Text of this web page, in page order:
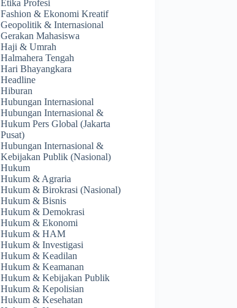
Etika Profesi
Fashion & Ekonomi Kreatif
Geopolitik & Internasional
Gerakan Mahasiswa
Haji & Umrah
Halmahera Tengah
Hari Bhayangkara
Headline
Hiburan
Hubungan Internasional
Hubungan Internasional &
Hukum Pers Global (Jakarta
Pusat)
Hubungan Internasional &
Kebijakan Publik (Nasional)
Hukum
Hukum & Agraria
Hukum & Birokrasi (Nasional)
Hukum & Bisnis
Hukum & Demokrasi
Hukum & Ekonomi
Hukum & HAM
Hukum & Investigasi
Hukum & Keadilan
Hukum & Keamanan
Hukum & Kebijakan Publik
Hukum & Kepolisian
Hukum & Kesehatan